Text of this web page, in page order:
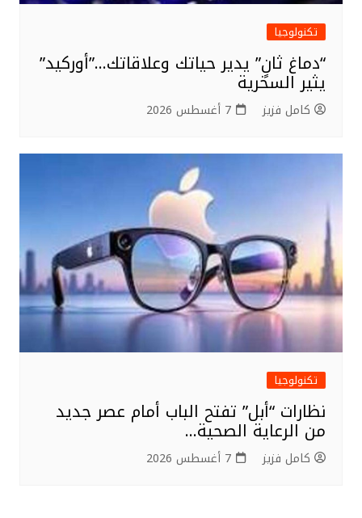
تكنولوجيا
“دماغ ثانٍ” يدير حياتك وعلاقاتك…”أوركيد”
يثير السخرية
كامل فزيز 7 أغسطس 2026
تكنولوجيا
نظارات “أبل” تفتح الباب أمام عصر جديد
من الرعاية الصحية…
كامل فزيز 7 أغسطس 2026